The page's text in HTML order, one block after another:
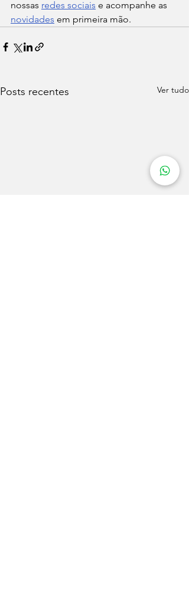
nossas redes sociais e acompanhe as
novidades em primeira mão.
Posts recentes Ver tudo